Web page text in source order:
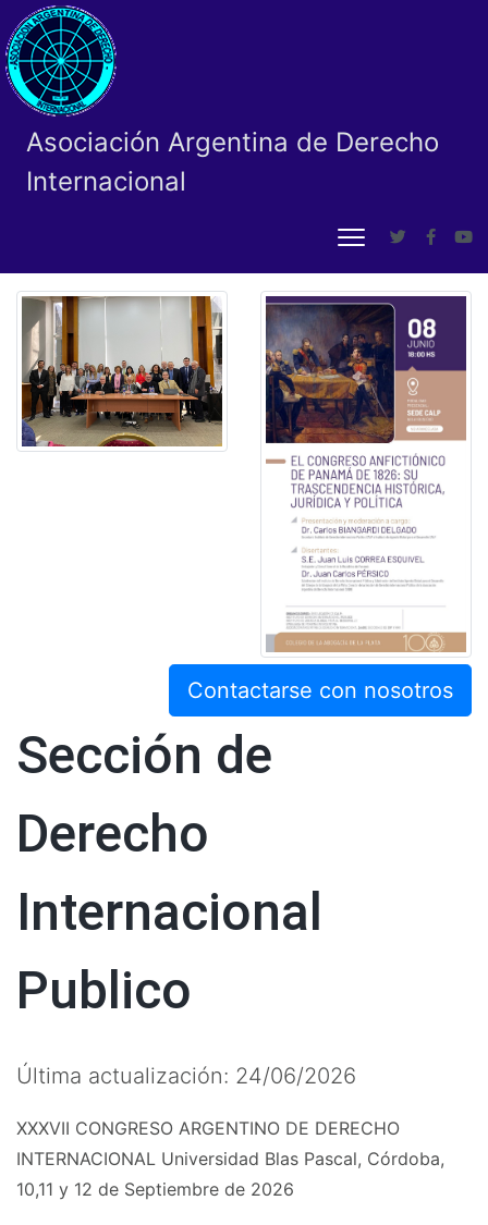
Asociación Argentina de Derecho
Internacional
Contactarse con nosotros
Sección de
Derecho
Internacional
Publico
Última actualización: 24/06/2026
XXXVII CONGRESO ARGENTINO DE DERECHO
INTERNACIONAL Universidad Blas Pascal, Córdoba,
10,11 y 12 de Septiembre de 2026